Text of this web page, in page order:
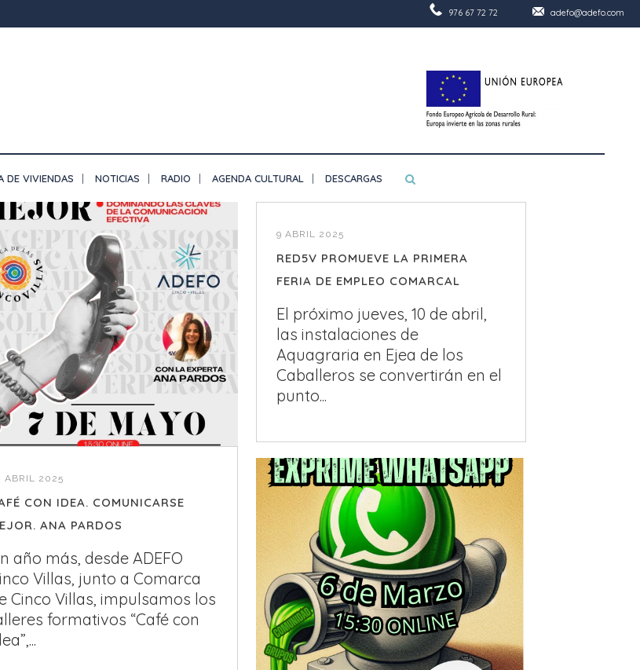
976 67 72 72 adefo@adefo.com
DE VIVIENDAS NOTICIAS RADIO AGENDA CULTURAL DESCARGAS
ABRIL 2025
CON IDEA. COMUNICARSE
ANA PARDOS
año más, desde ADEFO
Villas, junto a Comarca
Cinco Villas, impulsamos los
formativos “Café con
9 ABRIL 2025
RED5V PROMUEVE LA PRIMERA
FERIA DE EMPLEO COMARCAL
El próximo jueves, 10 de abril,
las instalaciones de
Aquagraria en Ejea de los
Caballeros se convertirán en el
punto...